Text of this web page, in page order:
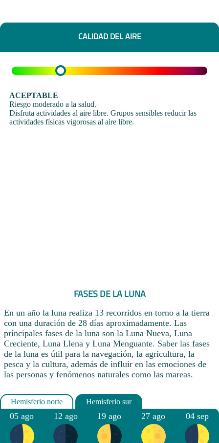
CALIDAD DEL AIRE
ACEPTABLE
Riesgo moderado a la salud.
Disfruta actividades al aire libre. Grupos sensibles reducir las
actividades físicas vigorosas al aire libre.
FASES DE LA LUNA
En un año la luna realiza 13 recorridos en torno a la tierra
con una duración de 28 días aproximadamente. Las
principales fases de la luna son la Luna Nueva, Luna
Creciente, Luna Llena y Luna Menguante. Saber las fases
de la luna es útil para la navegación, la agricultura, la
pesca y la cultura, además de influir en las emociones de
las personas y fenómenos naturales como las mareas.
05 ago 12 ago 19 ago 27 ago 04 sep